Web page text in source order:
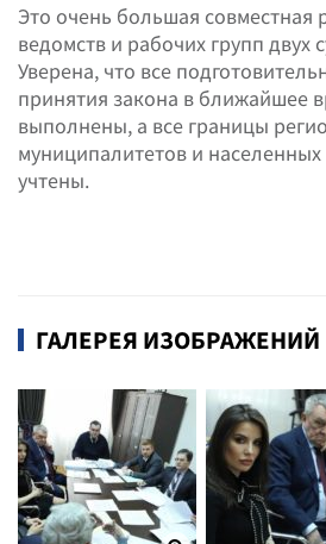
Это очень большая совместная
ведомств и рабочих групп двух
Уверена, что все
принятия закона в ближайшее
выполнены, а все границы
муниципалитетов и населенных
учтены.
ГАЛЕРЕЯ ИЗОБРАЖЕНИЙ